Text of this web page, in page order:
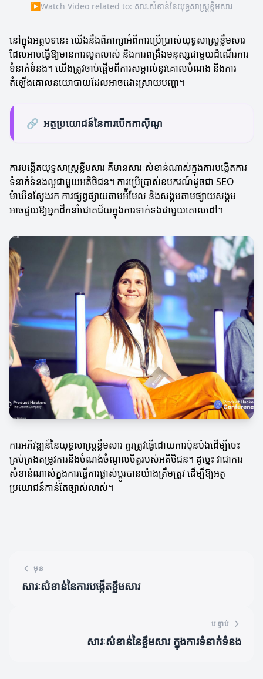
▶Watch Video related to: សារៈសំខាន់នៃយុទ្ធសាស្ត្រខ្លឹមសារ
នៅក្នុងអត្ថបទនេះ យើងនឹងពិភាក្សាអំពីការប្រើប្រាស់យុទ្ធសាស្ត្រខ្លឹមសារ
ដែលអាចធ្វើឱ្យមានការលូតលាស់ និងការពង្រឹងមនុស្សជាមួយដំណើរការ
ទំនាក់ទំនង។ យើងត្រូវចាប់ផ្តើមពីការសម្គាល់នូវគោលបំណង និងការ
តំឡើងគោលនយោបាយដែលអាចដោះស្រាយបញ្ហា។
🔗 អត្ថប្រយោជន៍នៃការបើកកាស៊ីណូ
ការបង្កើតយុទ្ធសាស្ត្រខ្លឹមសារ គឺមានសារៈសំខាន់ណាស់ក្នុងការបង្កើតការ
ទំនាក់ទំនងល្អជាមួយអតិថិជន។ ការប្រើប្រាស់ឧបករណ៍ដូចជា SEO
ម៉ាឃីនស្វែងរក ការផ្សព្វផ្សាយតាមអ៉ីមែល និងសង្គមតាមផ្សាយសង្គម
អាចជួយឱ្យអ្នកដឹកនាំជោគជ័យក្នុងការទាក់ទងជាមួយគោលដៅ។
ការអភិវឌ្ឍន៍នៃយុទ្ធសាស្ត្រខ្លឹមសារ គួរត្រូវធ្វើដោយការប៉ុនប៉ងដើម្បីចេះ
គ្រប់គ្រងតម្រូវការនិងចំណង់ចំណូលចិត្តរបស់អតិថិជន។ ដូច្នេះ វាជាការ
សំខាន់ណាស់ក្នុងការធ្វើការផ្លាស់ប្ដូរបានយ៉ាងត្រឹមត្រូវ ដើម្បីឱ្យអត្ថ
ប្រយោជន៍កាន់តែច្បាស់លាស់។
មុន
សារៈសំខាន់នៃការបង្កើតខ្លឹមសារ
បន្ទាប់
សារៈសំខាន់នៃខ្លឹមសារ ក្នុងការទំនាក់ទំនង